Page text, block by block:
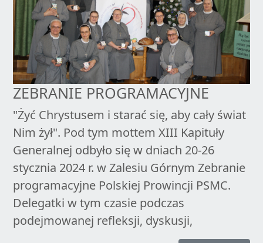
ZEBRANIE PROGRAMACYJNE
"Żyć Chrystusem i starać się, aby cały świat
Nim żył". Pod tym mottem XIII Kapituły
Generalnej odbyło się w dniach 20-26
stycznia 2024 r. w Zalesiu Górnym Zebranie
programacyjne Polskiej Prowincji PSMC.
Delegatki w tym czasie podczas
podejmowanej refleksji, dyskusji,